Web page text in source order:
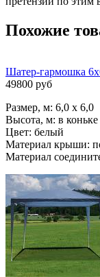
Похожие
Шатер-гармошка
49800 руб
Размер, м: 6,0 х 6,0
Высота, м: в коньке
Цвет: белый
Материал крыши:
Материал